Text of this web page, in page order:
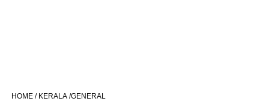
CINEMA
HOME / KERALA /GENERAL